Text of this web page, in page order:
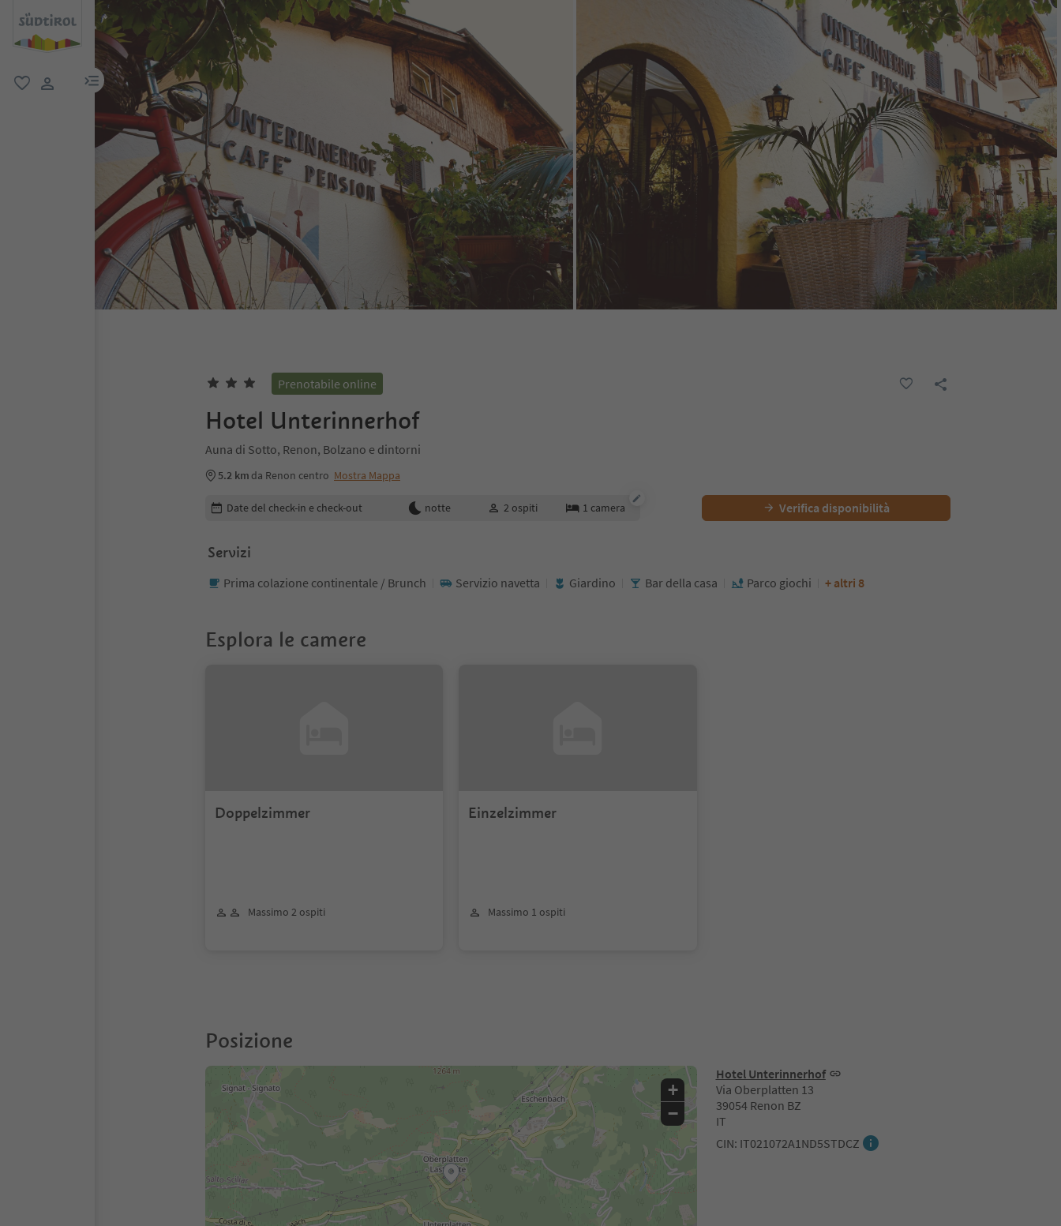
menu link
Prenotabile online
Hotel Unterinnerhof
Auna di Sotto, Renon, Bolzano e dintorni
5.2 km da Renon centro Mostra Mappa
Modifica i dettagli della prenotazione
Date del check-in e check-out notte 2 ospiti 1 camera Verifica disponibilità
Servizi
Prima colazione continentale / Brunch Servizio navetta Giardino Bar della casa Parco giochi + altri 8
Esplora le camere
Doppelzimmer
Massimo 2 ospiti
Einzelzimmer
Massimo 1 ospiti
Posizione
Hotel Unterinnerhof
Via Oberplatten 13
39054 Renon BZ
IT
CIN: IT021072A1ND5STDCZ
+
−